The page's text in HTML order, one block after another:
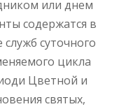
или днем
содержатся в
суточного
цикла
Цветной и
святых,